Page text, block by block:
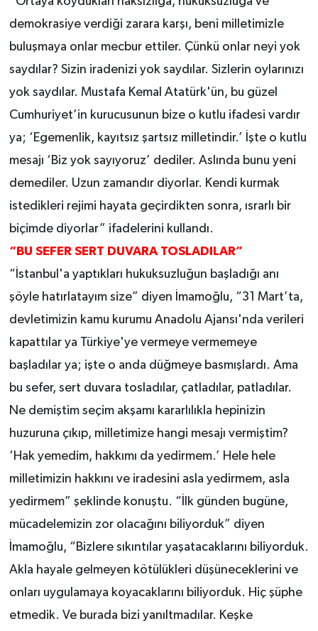
demokrasiye verdiği zarara karşı, beni milletimizle
buluşmaya onlar mecbur ettiler. Çünkü onlar neyi yok
saydılar? Sizin iradenizi yok saydılar. Sizlerin oylarınızı
yok saydılar. Mustafa Kemal Atatürk'ün, bu güzel
Cumhuriyet’in kurucusunun bize o kutlu ifadesi vardır
ya; ‘Egemenlik, kayıtsız şartsız milletindir.’ İşte o kutlu
mesajı ‘Biz yok sayıyoruz’ dediler. Aslında bunu yeni
demediler. Uzun zamandır diyorlar. Kendi kurmak
istedikleri rejimi hayata geçirdikten sonra, ısrarlı bir
biçimde diyorlar” ifadelerini kullandı.
“BU SEFER SERT DUVARA TOSLADILAR”
“İstanbul'a yaptıkları hukuksuzluğun başladığı anı
şöyle hatırlatayım size” diyen İmamoğlu, “31 Mart’ta,
devletimizin kamu kurumu Anadolu Ajansı'nda verileri
kapattılar ya Türkiye'ye vermeye vermemeye
başladılar ya; işte o anda düğmeye basmışlardı. Ama
bu sefer, sert duvara tosladılar, çatladılar, patladılar.
Ne demiştim seçim akşamı kararlılıkla hepinizin
huzuruna çıkıp, milletimize hangi mesajı vermiştim?
‘Hak yemedim, hakkımı da yedirmem.’ Hele hele
milletimizin hakkını ve iradesini asla yedirmem, asla
yedirmem” şeklinde konuştu. “İlk günden bugüne,
mücadelemizin zor olacağını biliyorduk” diyen
İmamoğlu, “Bizlere sıkıntılar yaşatacaklarını biliyorduk.
Akla hayale gelmeyen kötülükleri düşüneceklerini ve
onları uygulamaya koyacaklarını biliyorduk. Hiç şüphe
etmedik. Ve burada bizi yanıltmadılar. Keşke